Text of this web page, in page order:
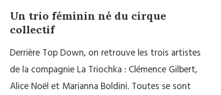
Un trio féminin né du cirque
collectif
Derrière Top Down, on retrouve les trois artistes
de la compagnie La Triochka : Clémence Gilbert,
Alice Noël et Marianna Boldini. Toutes se sont